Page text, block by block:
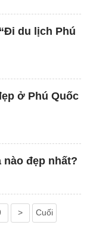
du lịch Phú
ở Phú Quốc
nào đẹp nhất?
> Cuối